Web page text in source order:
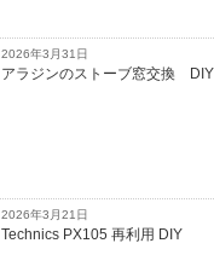
2026年3月31日
アラジンのストーブ窓交換 DIY
2026年3月21日
Technics PX105 再利用 DIY